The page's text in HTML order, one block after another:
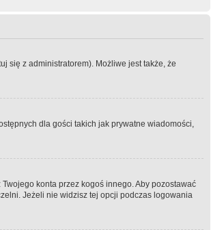
się z administratorem). Możliwe jest także, że
dla gości takich jak prywatne wiadomości,
konta przez kogoś innego. Aby pozostawać
Jeżeli nie widzisz tej opcji podczas logowania